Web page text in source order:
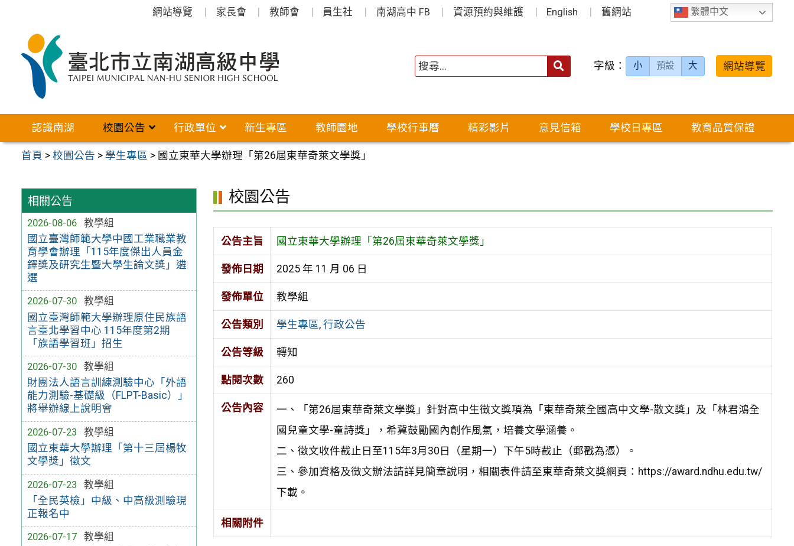
繁體中文
網站導覽 家長會 教師會 員生社 南湖高中 FB 資源預約與維護 English 舊網站
字級： 小 預設 大 網站導覽
認識南湖 校園公告 行政單位 新生專區 教師園地 學校行事曆 精彩影片 意見信箱 學校日專區 教育品質保證
首頁 >校園公告 > 學生專區 > 國立東華大學辦理「第26屆東華奇萊文學獎」
相關公告
2026-08-06
教學組
國立臺灣師範大學中國工業職業教
育學會辦理「115年度傑出人員金
鐸獎及研究生暨大學生論文獎」遴
選
2026-07-30
教學組
國立臺灣師範大學辦理原住民族語
言臺北學習中心 115年度第2期
「族語學習班」招生
2026-07-30
教學組
財團法人語言訓練測驗中心「外語
能力測驗-基礎級（FLPT-Basic）」
將舉辦線上說明會
2026-07-23
教學組
國立東華大學辦理「第十三屆楊牧
文學獎」徵文
2026-07-23
教學組
「全民英檢」中級、中高級測驗現
正報名中
2026-07-17
教學組
校園公告
公告主旨 國立東華大學辦理「第26屆東華奇萊文學獎」
發佈日期 2025 年 11 月 06 日
發佈單位 教學組
公告類別 學生專區, 行政公告
公告等級 轉知
點閱次數 260
公告內容
一、「第26屆東華奇萊文學獎」針對高中生徵文獎項為「東華奇萊全國高中文學-散文獎」及「林君鴻全
國兒童文學-童詩獎」，希冀鼓勵國內創作風氣，培養文學涵養。
二、徵文收件截止日至115年3月30日（星期一）下午5時截止（郵戳為憑）。
三、參加資格及徵文辦法請詳見簡章說明，相關表件請至東華奇萊文獎網頁：https://award.ndhu.edu.tw/
下載。
相關附件